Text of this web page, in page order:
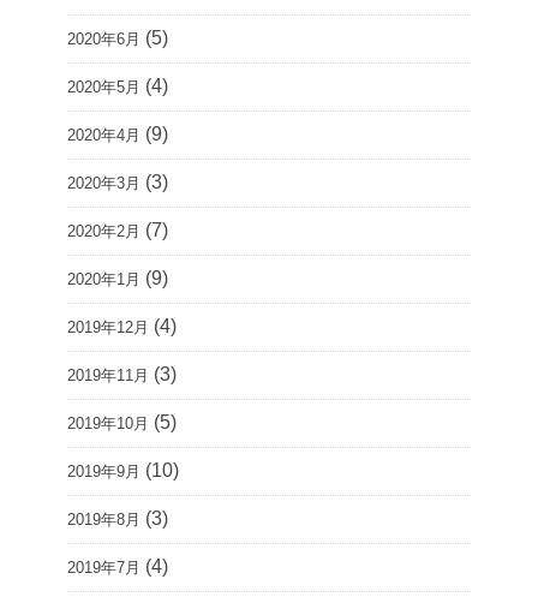
2020年6月 (5)
2020年5月 (4)
2020年4月 (9)
2020年3月 (3)
2020年2月 (7)
2020年1月 (9)
2019年12月 (4)
2019年11月 (3)
2019年10月 (5)
2019年9月 (10)
2019年8月 (3)
2019年7月 (4)